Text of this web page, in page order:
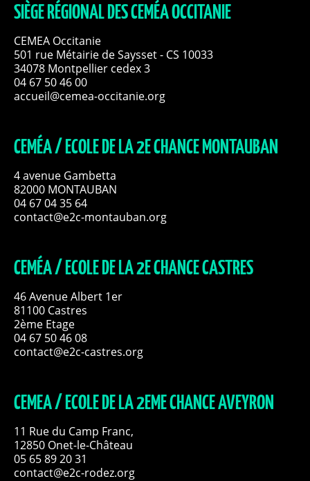
SIÈGE RÉGIONAL DES CEMÉA OCCITANIE
CEMEA Occitanie
501 rue Métairie de Saysset - CS 10033
34078 Montpellier cedex 3
04 67 50 46 00
accueil@cemea-occitanie.org
CEMÉA / ECOLE DE LA 2E CHANCE MONTAUBAN
4 avenue Gambetta
82000 MONTAUBAN
04 67 04 35 64
contact@e2c-montauban.org
CEMÉA / ECOLE DE LA 2E CHANCE CASTRES
46 Avenue Albert 1er
81100 Castres
2ème Etage
04 67 50 46 08
contact@e2c-castres.org
CEMEA / ECOLE DE LA 2EME CHANCE AVEYRON
11 Rue du Camp Franc,
12850 Onet-le-Château
05 65 89 20 31
contact@e2c-rodez.org